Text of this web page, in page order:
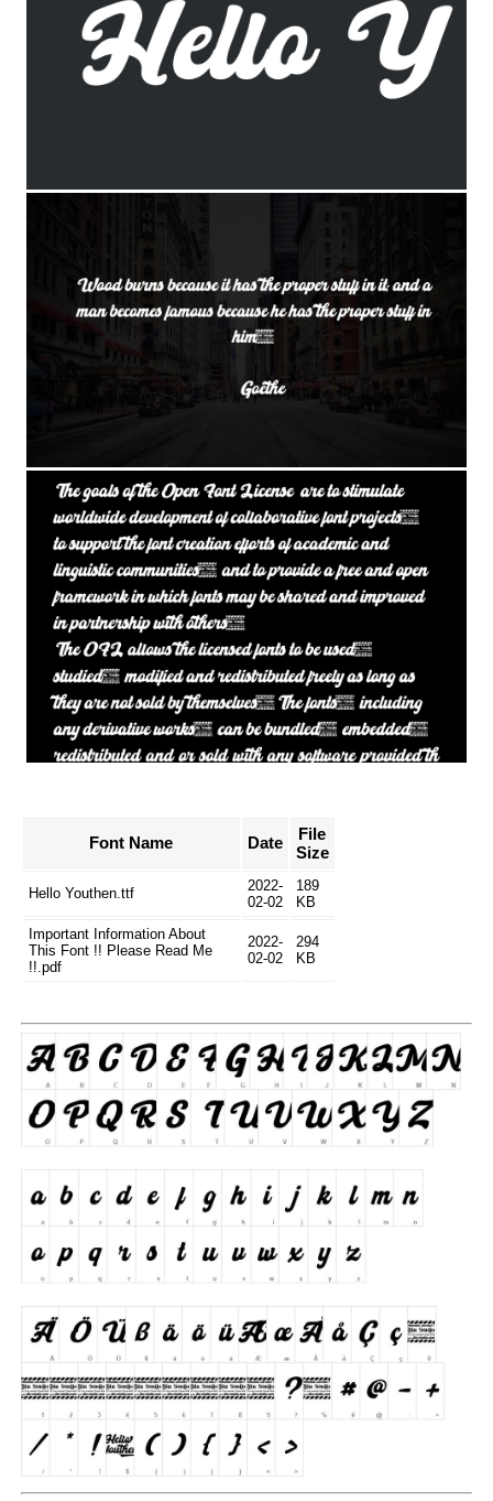
Font Name Date
File
Size
Hello Youthen.ttf
2022-
02-02
189
KB
Important Information About
This Font !! Please Read Me
!!.pdf
2022-
02-02
294
KB